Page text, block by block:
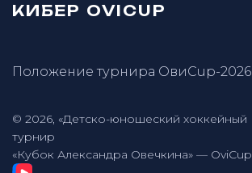
КИБЕР OVICUP
Положение турнира ОвиCup-2026
© 2026, «Детско-юношеский хоккейный
турнир
«Кубок Александра Овечкина» — OviCup